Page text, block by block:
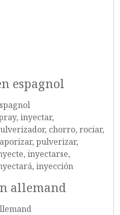
espagnol
inyectar,
chorro, rociar,
pulverizar,
inyectarse,
inyección
allemand